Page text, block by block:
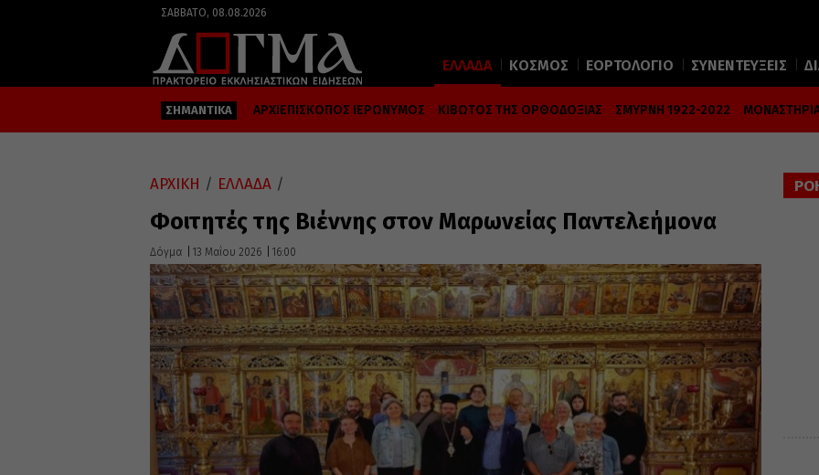
ΣΆΒΒΑΤΟ, 08.08.2026
ΕΛΛΑΔΑ ΚΟΣΜΟΣ ΕΟΡΤΟΛΟΓΙΟ ΣΥΝΕΝΤΕΥΞΕΙΣ
ΣΗΜΑΝΤΙΚΑ ΑΡΧΙΕΠΙΣΚΟΠΟΣ ΙΕΡΩΝΥΜΟΣ ΚΙΒΩΤΟΣ ΤΗΣ ΟΡΘΟΔΟΞΙΑΣ ΣΜΥΡΝΗ 1922-2022
ΑΡΧΙΚΗ / ΕΛΛΑΔΑ /
Φοιτητές της Βιέννης στον Μαρωνείας Παντελεήμονα
Δόγμα 13 Μαΐου 2026 16:00